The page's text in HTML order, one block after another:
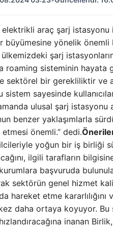
araç şarj istasyonu
büyümesine yönelik önemli
ülkemizdeki şarj
roaming sisteminin hayata
sektörel bir gerekliliktir ve
sistem sayesinde
ulusal şarj
benzer yaklaşımlarla
önemli.” dedi.
yoğun bir iş birliği
ilgili tarafların
başvuruda
sektörün genel hizmet
hareket etme
daha ortaya koyuyor. Bu
inanan